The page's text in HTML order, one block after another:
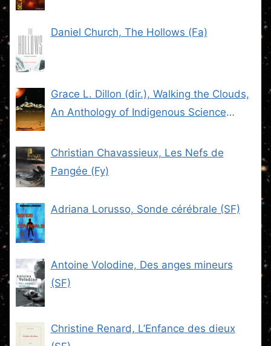
Daniel Church, The Hollows (Fa)
Grace L. Dillon (dir.), Walking the Clouds,
An Anthology of Indigenous Science
Christian Chavassieux, Les Nefs de
Pangée (Fy)
Adriana Lorusso, Sonde cérébrale (SF)
Antoine Volodine, Des anges mineurs
(SF)
Christine Renard, L’Enfance des dieux